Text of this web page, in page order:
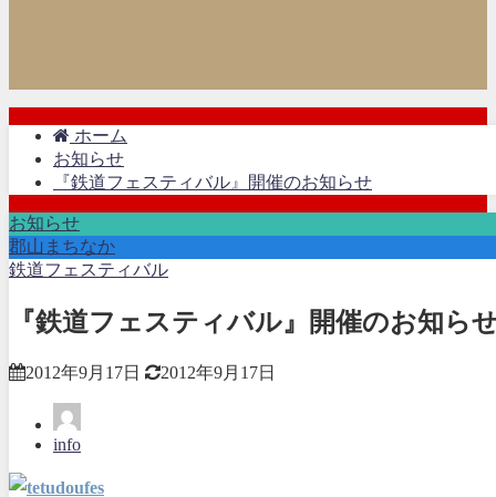
ホーム
お知らせ
『鉄道フェスティバル』開催のお知らせ
お知らせ
郡山まちなか
鉄道フェスティバル
『鉄道フェスティバル』開催のお知ら
2012年9月17日 2012年9月17日
info